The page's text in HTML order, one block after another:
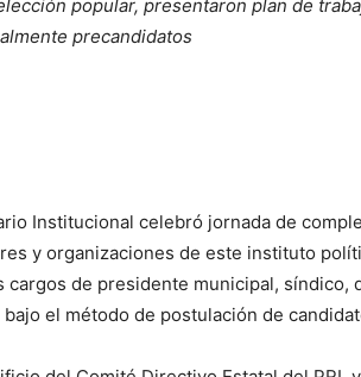
popular, presentaron plan de
precandidatos
Institucional celebró jornada de
y organizaciones de este instituto
de presidente municipal, síndico,
el método de postulación de